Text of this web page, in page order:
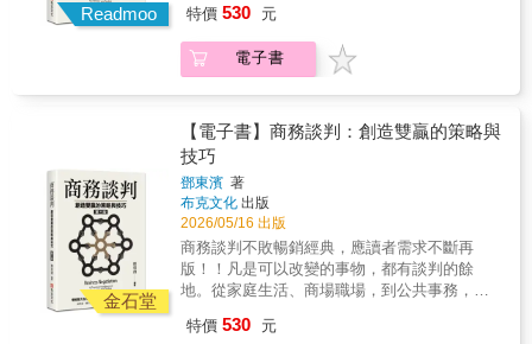
Readmoo
力，讓你於公於私無往不利！收錄83則在商場
及職場經常可接觸到的談判案例，並搭配行家
對該等案例之詳盡解析說明，讓你學得更廣更
意」的過程。本書能幫助您從根本導正談判迷
思，將談判能力從「受蹂躪的羔羊」提升至
「卓越的談判者」。誰需要閱讀《商務談
判》？職場人士：需要向雇主要求加薪、向客
戶要求縮短票期或向供應商要求折價的業務、
採購與經營者。一般大眾：在生活中需要向父
母要求零用錢、向老師討論考試範圍，甚至與
配偶溝通的每一個人。對人際影響力有興趣
者：想要學習「不戰而屈人之兵」，透過心理
透視與策略布局達成目標的人。讀完《商務談
特價 530 元
電子書
金石堂
【電子書】商務談判：創造雙贏的策略與
技巧
鄧東濱 著
布克文化 出版
2026/05/16 出版
商務談判不敗暢銷經典，應讀者需求不斷再
版！！凡是可以改變的事物，都有談判的餘
地。從家庭生活、商場職場，到公共事務，只
力，讓你於公於私無往不利！收錄83則在商場
特價 530 元